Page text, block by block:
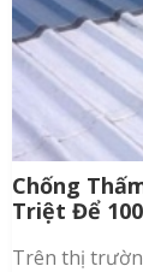
Chống
Triệt Để
Trên thị